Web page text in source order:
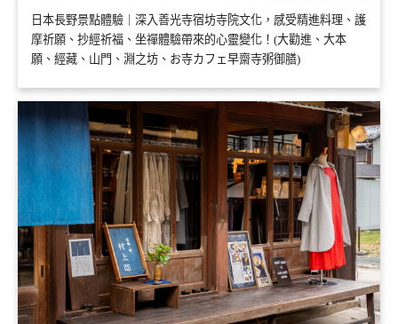
日本長野景點體驗｜深入善光寺宿坊寺院文化，感受精進料理、護
摩祈願、抄經祈福、坐禪體驗帶來的心靈變化！(大勸進、大本
願、經藏、山門、淵之坊、お寺カフェ早齋寺粥御膳)